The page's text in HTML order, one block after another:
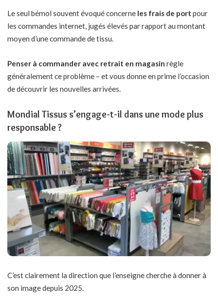
Le seul bémol souvent évoqué concerne les frais de port pour
les commandes internet, jugés élevés par rapport au montant
moyen d’une commande de tissu.
Penser à commander avec retrait en magasin règle
généralement ce problème – et vous donne en prime l’occasion
de découvrir les nouvelles arrivées.
Mondial Tissus s’engage-t-il dans une mode plus
responsable ?
C’est clairement la direction que l’enseigne cherche à donner à
son image depuis 2025.